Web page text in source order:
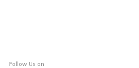
Follow Us on